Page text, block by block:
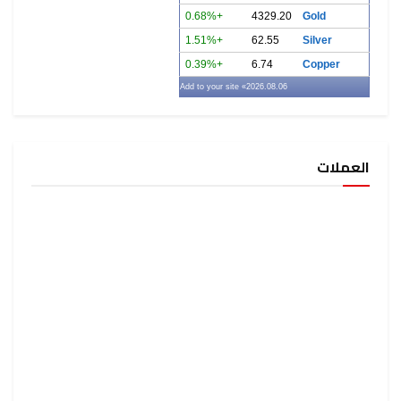
Gold
4329.20
+0.68%
Silver
62.55
+1.51%
Copper
6.74
+0.39%
2026.08.06
» Add to your site
العملات